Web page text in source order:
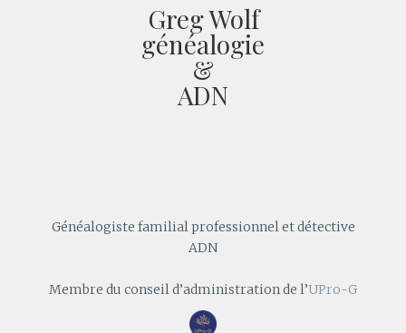
Greg Wolf
généalogie
&
ADN
Généalogiste familial professionnel et détective
ADN
Membre du conseil d’administration de l’UPro-G